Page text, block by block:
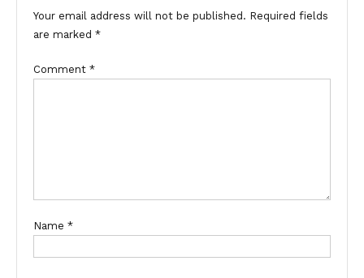
Your email address will not be published. Required fields
are marked *
Comment *
Name *